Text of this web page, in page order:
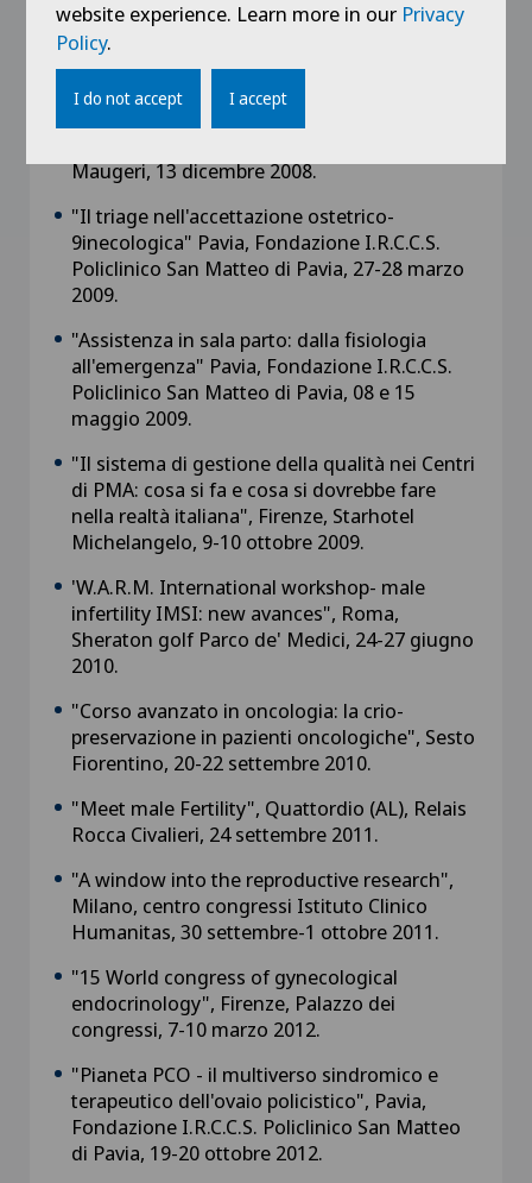
Rozzano, Auditorium Istituto Clinico
Humanitas, 21-22 novembre 2008
"Il ruolo degli androgeni nella medicina
riproduttiva e sessuale maschile e femminile"
Maugeri, 13 dicembre 2008.
"Il triage nell'accettazione ostetrico-
9inecologica" Pavia, Fondazione I.R.C.C.S.
Policlinico San Matteo di Pavia, 27-28 marzo
2009.
"Assistenza in sala parto: dalla fisiologia
all'emergenza" Pavia, Fondazione I.R.C.C.S.
Policlinico San Matteo di Pavia, 08 e 15
maggio 2009.
"Il sistema di gestione della qualità nei Centri
di PMA: cosa si fa e cosa si dovrebbe fare
nella realtà italiana", Firenze, Starhotel
Michelangelo, 9-10 ottobre 2009.
'W.A.R.M. International workshop- male
infertility IMSI: new avances", Roma,
Sheraton golf Parco de' Medici, 24-27 giugno
2010.
"Corso avanzato in oncologia: la crio-
preservazione in pazienti oncologiche", Sesto
Fiorentino, 20-22 settembre 2010.
"Meet male Fertility", Quattordio (AL), Relais
Rocca Civalieri, 24 settembre 2011.
"A window into the reproductive research",
Milano, centro congressi Istituto Clinico
Humanitas, 30 settembre-1 ottobre 2011.
"15 World congress of gynecological
endocrinology", Firenze, Palazzo dei
congressi, 7-10 marzo 2012.
"Pianeta PCO - il multiverso sindromico e
terapeutico dell'ovaio policistico", Pavia,
Fondazione I.R.C.C.S. Policlinico San Matteo
di Pavia, 19-20 ottobre 2012.
website experience. Learn more in our Privacy
Policy.
I do not accept I accept